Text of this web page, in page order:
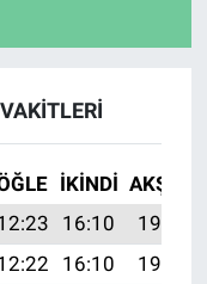
İKINDI AKŞAM
16:10
19:21
16:10
19:19